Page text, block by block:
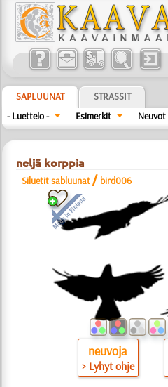
SAPLUUNAT
STRASSIT
- Luettelo -
Esimerkit Neuvot
neljä korppia
Siluetit sabluunat / bird006
neuvoja
> Lyhyt ohje